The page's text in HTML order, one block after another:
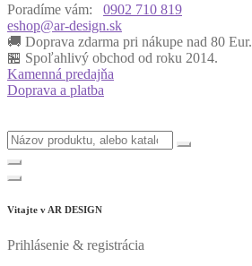
Poradíme vám:
0902 710 819
eshop@ar-design.sk
🚚 Doprava zdarma pri nákupe nad 80 Eur.
🏪 Spoľahlivý obchod od roku 2014.
Kamenná predajňa
Doprava a platba
Vitajte v AR DESIGN
Prihlásenie & registrácia